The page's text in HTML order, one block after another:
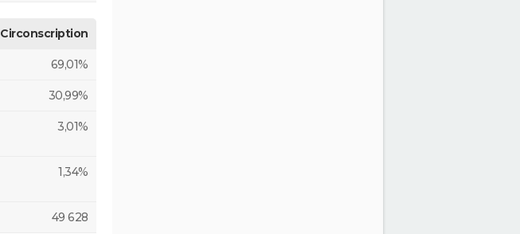
Circonscription
69,01%
30,99%
3,01%
1,34%
49 628